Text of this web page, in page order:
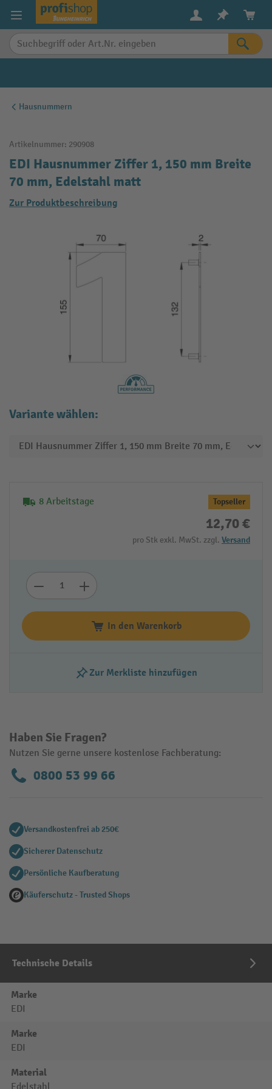
springen
Hausnummern
Artikelnummer: 290908
EDI Hausnummer Ziffer 1, 150 mm Breite
70 mm, Edelstahl matt
Zur Produktbeschreibung
Variante wählen:
8 Arbeitstage Topseller
12,70 €
pro Stk exkl. MwSt. zzgl. Versand
In den Warenkorb
Zur Merkliste hinzufügen
Haben Sie Fragen?
Nutzen Sie gerne unsere kostenlose Fachberatung:
0800 53 99 66
Versandkostenfrei ab 250€
Sicherer Datenschutz
Persönliche Kaufberatung
Käuferschutz - Trusted Shops
Technische Details
Marke
EDI
Marke
EDI
Material